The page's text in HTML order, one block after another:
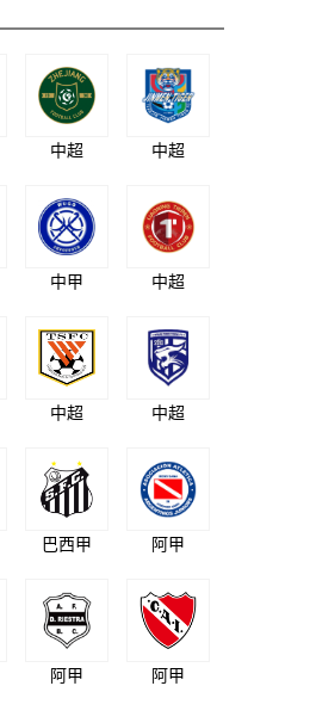
中超 中超
中甲 中超
中超 中超
巴西甲 阿甲
阿甲 阿甲